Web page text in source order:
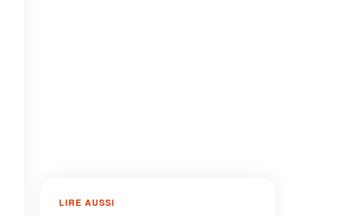
LIRE AUSSI